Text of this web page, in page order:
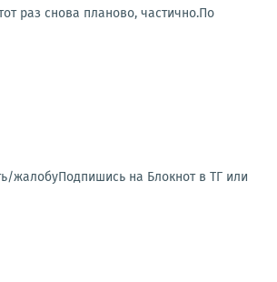
раз снова планово, частично.По
жалобуПодпишись на Блокнот в ТГ или